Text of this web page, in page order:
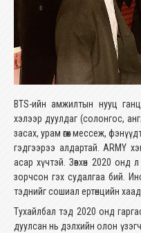
BTS-ийн амжилтын нууц
хэлээр дуулдаг (солонгос,
засах, урам өгөх мессеж,
гэдгээрээ алдартай. ARMY
асар хүчтэй. Зөвхөн 2020 онд л
зорчсон гэх судалгаа бий.
тэднийг сошиал ертөнцийн
Тухайлбал тэд 2020 онд
дуулсан нь дэлхийн олон